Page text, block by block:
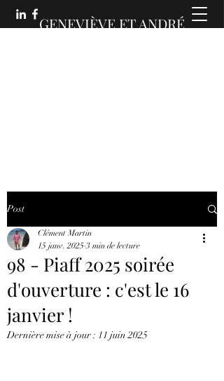
GENEVIÈVE ET ANDRÉ
Post
98 - Piaff 2025 soirée
d'ouverture : c'est le 16
janvier !
Clément Martin
15 janv. 2025 3 min de lecture
Dernière mise à jour : 11 juin 2025